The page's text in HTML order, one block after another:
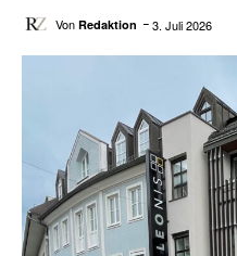
Von Redaktion 3. Juli 2026